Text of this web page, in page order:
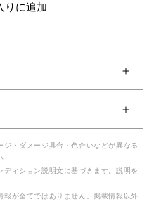
りに追加
・ダメージ具合・色合いなどが異なる
ィション説明文に基づきます。説明を
が全てではありません。掲載情報以外